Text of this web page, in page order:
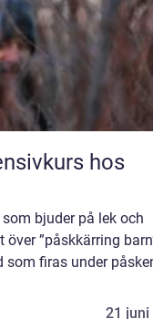
hos
bjuder på lek och
”påskkärring
som firas under
21 juni